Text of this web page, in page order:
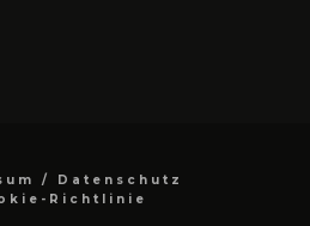
/ Datenschutz
Richtlinie